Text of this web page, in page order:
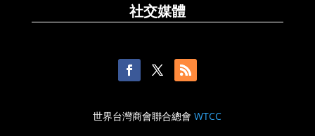
社交媒體
世界台灣商會聯合總會WTCC